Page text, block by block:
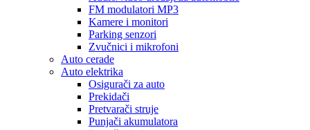
FM modulatori MP3
Kamere i monitori
Parking senzori
Zvučnici i mikrofoni
Auto cerade
Auto elektrika
Osigurači za auto
Prekidači
Pretvarači struje
Punjači akumulatora